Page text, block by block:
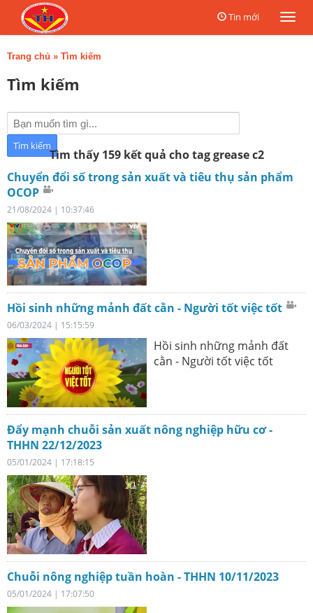
Tin mới
Trang chủ » Tìm kiếm
Tìm kiếm
Tìm thấy 159 kết quả cho tag grease c2
Chuyển đổi số trong sản xuất và tiêu thụ sản phẩm
OCOP
21/08/2024 | 10:37:46
Hồi sinh những mảnh đất cằn - Người tốt việc tốt
06/03/2024 | 15:15:59
Hồi sinh những mảnh đất
cằn - Người tốt việc tốt
Đẩy mạnh chuỗi sản xuất nông nghiệp hữu cơ -
THHN 22/12/2023
05/01/2024 | 17:18:15
Chuỗi nông nghiệp tuần hoàn - THHN 10/11/2023
05/01/2024 | 17:07:50